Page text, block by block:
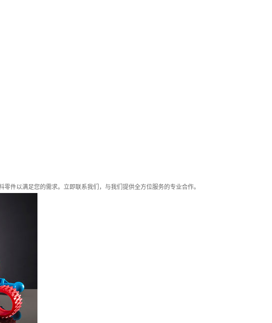
件以满足您的需求。立即联系我们，与我们提供全方位服务的专业合作。